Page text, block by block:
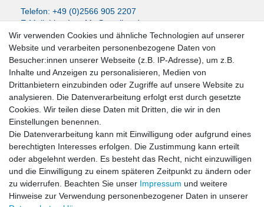
Telefon: +49 (0)2566 905 2207
E-Mail:LissyInterMo@t-online.de
News-Letter abonieren
VORNAME NACHNAME
E-MAIL **
Newsletter
Honig
Hiermit bestätige ich, dass ich dieDaten­schutz­erklärunggelesen habe. Meine
Einwilligung kann ich jederzeit widerrufen.**
Abonnieren
Wir verwenden Cookies und ähnliche Technologien auf unserer
Website und verarbeiten personenbezogene Daten von
Besucher:innen unserer Webseite (z.B. IP-Adresse), um z.B.
Inhalte und Anzeigen zu personalisieren, Medien von
Drittanbietern einzubinden oder Zugriffe auf unsere Website zu
analysieren. Die Datenverarbeitung erfolgt erst durch gesetzte
Cookies. Wir teilen diese Daten mit Dritten, die wir in den
Einstellungen benennen.
Die Datenverarbeitung kann mit Einwilligung oder aufgrund eines
berechtigten Interesses erfolgen. Die Zustimmung kann erteilt
oder abgelehnt werden. Es besteht das Recht, nicht einzuwilligen
und die Einwilligung zu einem späteren Zeitpunkt zu ändern oder
zu widerrufen. Beachten Sie unser Impressum und weitere
Hinweise zur Verwendung personenbezogener Daten in unserer